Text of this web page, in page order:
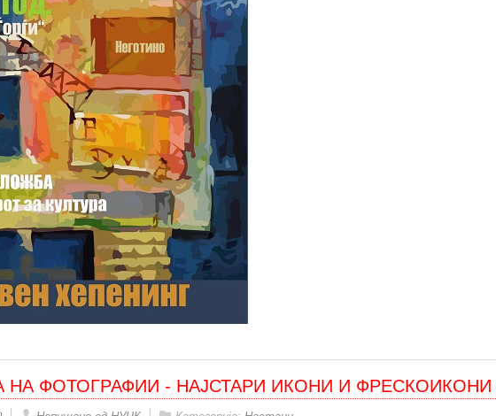
НА ФОТОГРАФИИ - НАЈСТАРИ ИКОНИ И